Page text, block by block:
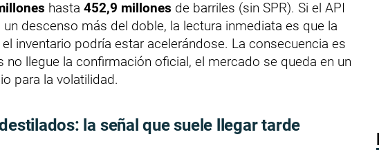
hasta 452,9 millones de barriles (sin SPR). Si el API
un descenso más del doble, la lectura inmediata es que la
inventario podría estar acelerándose. La consecuencia es
no llegue la confirmación oficial, el mercado se queda en un
para la volatilidad.
la señal que suele llegar tarde